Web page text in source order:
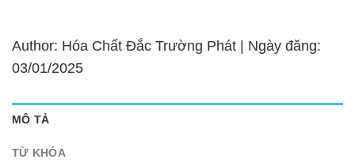
Author: Hóa Chất Đắc Trường Phát | Ngày đăng:
03/01/2025
MÔ TẢ
TỪ KHÓA